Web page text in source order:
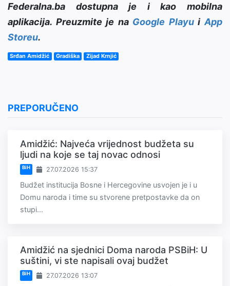
Federalna.ba dostupna je i kao mobilna
aplikacija. Preuzmite je na Google PlayuiApp
Storeu.
Srđan Amidžić Gradiška Zijad Krnjić
PREPORUČENO
Amidžić: Najveća vrijednost budžeta su
ljudi na koje se taj novac odnosi
BiH 27.07.2026 15:37
Budžet institucija Bosne i Hercegovine usvojen je i u
Domu naroda i time su stvorene pretpostavke da on
stupi...
Amidžić na sjednici Doma naroda PSBiH: U
suštini, vi ste napisali ovaj budžet
BiH 27.07.2026 13:07